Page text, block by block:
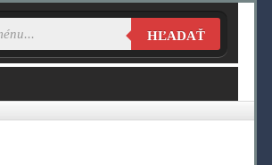
HĽADAŤ